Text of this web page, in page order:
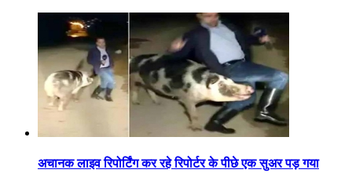
अचानक लाइव रिपोर्टिंग कर रहे रिपोर्टर के पीछे एक सुअर पड़ गया